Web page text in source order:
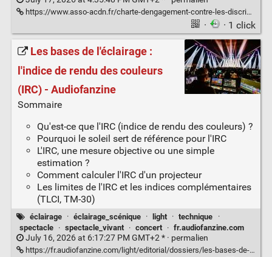
https://www.asso-acdn.fr/charte-dengagement-contre-les-discriminations/
· · 1 click
Les bases de l'éclairage :
l'indice de rendu des couleurs
(IRC) - Audiofanzine
Sommaire
Qu'est-ce que l'IRC (indice de rendu des couleurs) ?
Pourquoi le soleil sert de référence pour l'IRC
L'IRC, une mesure objective ou une simple
estimation ?
Comment calculer l'IRC d'un projecteur
Les limites de l'IRC et les indices complémentaires
(TLCI, TM-30)
éclairage · éclairage_scénique · light · technique
·
spectacle
· spectacle_vivant · concert · fr.audiofanzine.com
July 16, 2026 at 6:17:27 PM GMT+2 * · permalien
https://fr.audiofanzine.com/light/editorial/dossiers/les-bases-de-l-eclairage-l-indice-de-rendu-des-couleurs.html